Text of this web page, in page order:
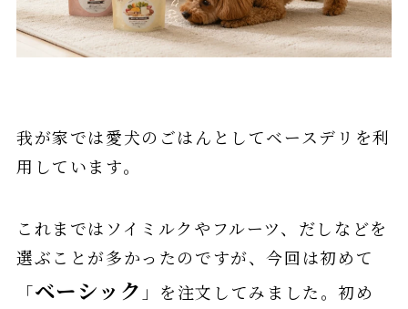
我が家では愛犬のごはんとしてベースデリを利
用しています。
これまではソイミルクやフルーツ、だしなどを
選ぶことが多かったのですが、今回は初めて
「ベーシック 」を注文してみました。初め